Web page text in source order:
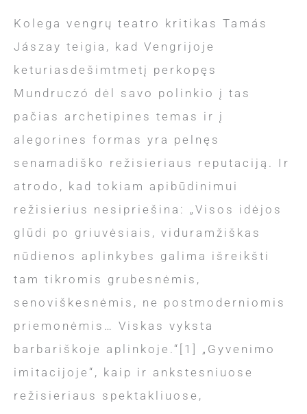
Kolega vengrų teatro kritikas Tamás
Jászay teigia, kad Vengrijoje
keturiasdešimtmetį perkopęs
Mundruczó dėl savo polinkio į tas
pačias archetipines temas ir į
alegorines formas yra pelnęs
senamadiško režisieriaus reputaciją. Ir
atrodo, kad tokiam apibūdinimui
režisierius nesipriešina: „Visos idėjos
glūdi po griuvėsiais, viduramžiškas
nūdienos aplinkybes galima išreikšti
tam tikromis grubesnėmis,
senoviškesnėmis, ne postmoderniomis
priemonėmis… Viskas vyksta
barbariškoje aplinkoje.“[1] „Gyvenimo
imitacijoje“, kaip ir ankstesniuose
režisieriaus spektakliuose,